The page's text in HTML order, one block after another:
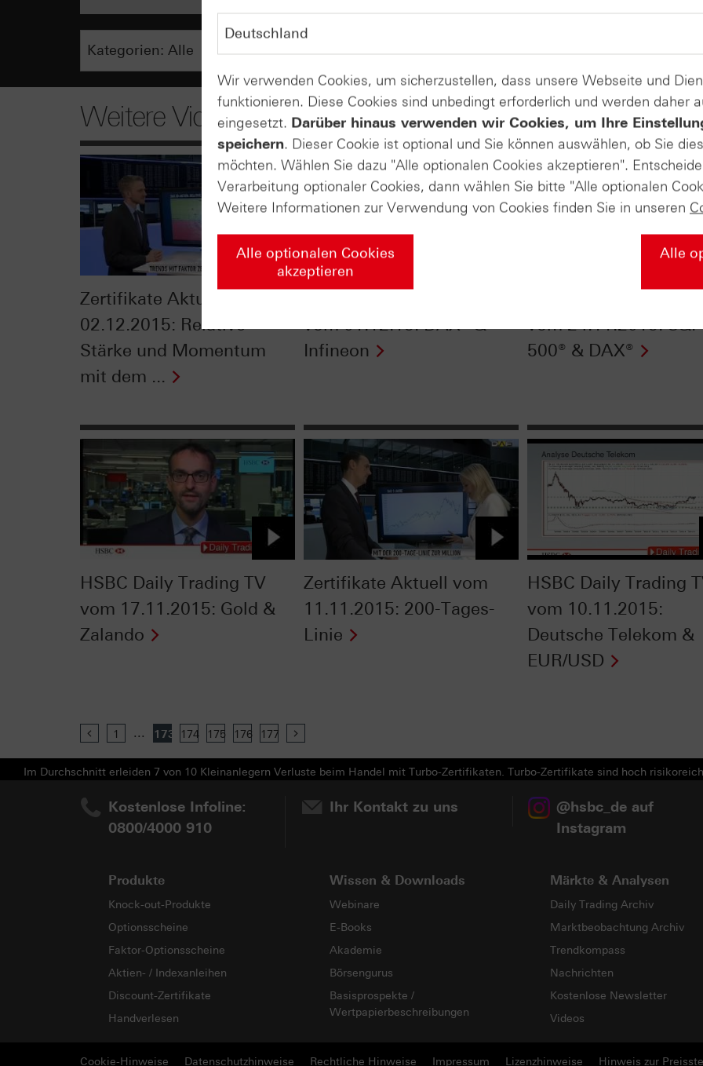
Weitere Videos
Zertifikate Aktuell vom
02.12.2015: Relative
Stärke und Momentum
mit dem ...
vom 01.12.15: DAX® &
Infineon
vom 24.11.2015: S&P
500® & DAX®
HSBC Daily Trading TV
vom 17.11.2015: Gold &
Zalando
Zertifikate Aktuell vom
11.11.2015: 200-Tages-
Linie
HSBC Daily Trading
vom 10.11.2015:
Deutsche Telekom &
EUR/USD
Previous
1 ... 173 174 175 176 177
Im Durchschnitt erleiden 7 von 10 Kleinanlegern Verluste beim Handel mit Turbo-Zertifikaten. Turbo-Zertifikate sind hoch
Kostenlose Infoline:
0800/4000 910
Ihr Kontakt zu uns
@hsbc_de auf
Instagram
Produkte
Knock-out-Produkte
Optionsscheine
Faktor-Optionsscheine
Aktien- / Indexanleihen
Discount-Zertifikate
Handverlesen
Wissen & Downloads
Webinare
E-Books
Akademie
Börsengurus
Basisprospekte /
Wertpapierbeschreibungen
Märkte & Analysen
Daily Trading Archiv
Marktbeobachtung Archiv
Trendkompass
Nachrichten
Kostenlose Newsletter
Videos
Cookie-Hinweise Datenschutzhinweise Rechtliche Hinweise Impressum Lizenzhinweise Hinweis zur
Wir verwenden Cookies, um sicherzustellen, dass unsere Webseite und
funktionieren. Diese Cookies sind unbedingt erforderlich und werden daher
eingesetzt. Darüber hinaus verwenden wir Cookies, um Ihre
speichern. Dieser Cookie ist optional und Sie können auswählen, ob Sie
möchten. Wählen Sie dazu "Alle optionalen Cookies akzeptieren".
Verarbeitung optionaler Cookies, dann wählen Sie bitte "Alle optionalen
Weitere Informationen zur Verwendung von Cookies finden Sie in unseren
Alle optionalen Cookies
akzeptieren
Alle